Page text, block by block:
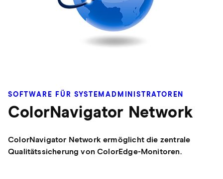
SOFTWARE FÜR SYSTEMADMINISTRATOREN
ColorNavigator Network
ColorNavigator Network ermöglicht die zentrale
Qualitätssicherung von ColorEdge-Monitoren.